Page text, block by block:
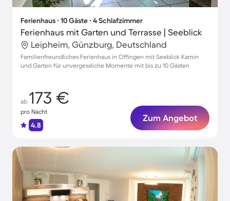
Ferienhaus ∙ 10 Gäste ∙ 4 Schlafzimmer
Ferienhaus mit Garten und Terrasse | Seeblick
Leipheim, Günzburg, Deutschland
Familienfreundliches Ferienhaus in Offingen mit Seeblick Kamin
und Garten für unvergessliche Momente mit bis zu 10 Gästen
ab 173 €
pro Nacht
4.8
Zum Angebot